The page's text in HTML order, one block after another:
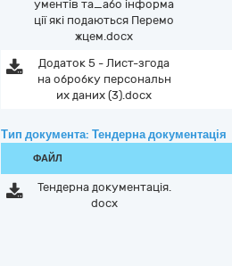
ументів та_або інформа
ції які подаються Перемо
жцем.docx
Додаток 5 - Лист-згода
на обробку персональн
их даних (3).docx
Тип документа: Тендерна документація
ФАЙЛ
Тендерна документація.
docx